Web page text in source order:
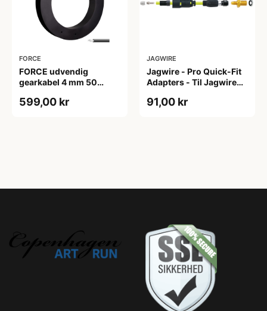
FORCE
FORCE udvendig
gearkabel 4 mm 50
599,00 kr
JAGWIRE
Jagwire - Pro Quick-Fit
Adapters - Til Jagwire
Level T m.fl.
91,00 kr